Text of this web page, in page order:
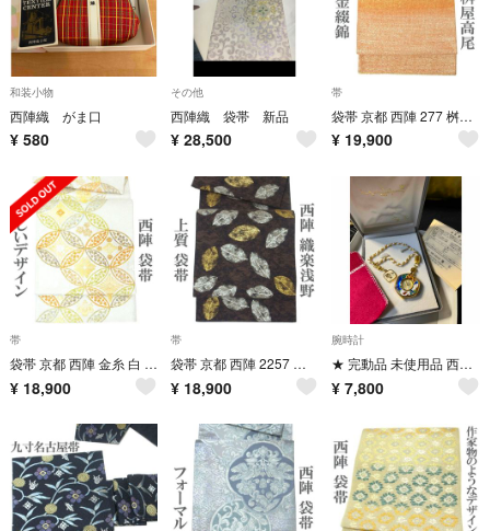
和装小物
西陣織 がま口
¥ 580
その他
西陣織 袋帯 新品
¥ 28,500
帯
袋帯 京都 西陣 277 桝屋高尾 ねん金綴錦 金糸 段霞 オレンジ ピンク フォーマル 正絹 新古品 仕立て上がり kp2482
¥ 19,900
帯
袋帯 京都 西陣 金糸 白 花七宝 笹蔓 地紋 美しいデザイン フォーマル 正絹 絹 未使用品 新古品 仕立て上がり kp2481
¥ 18,900
帯
袋帯 京都 西陣 2257 織楽浅野 こげ茶色 金 銀 木の葉 カジュアル 帯 正絹 絹 なごみ 中古 仕立て上がり kp2480
¥ 18,900
腕時計
★ 完動品 未使用品 西陣 和柄 ビンテージ 七宝風 懐中時計
¥ 7,800